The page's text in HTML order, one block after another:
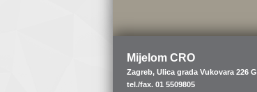
Mijelom CRO
Zagreb, Ulica grada Vukovara 226 G
tel./fax. 01 5509805